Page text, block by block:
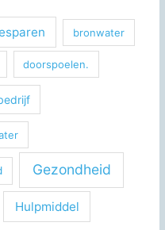
bronwater
doorspoelen.
Gezondheid
Hulpmiddel